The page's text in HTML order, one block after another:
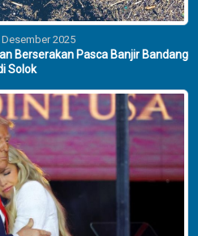
Desember 2025
Berserakan Pasca Banjir Bandang
Solok